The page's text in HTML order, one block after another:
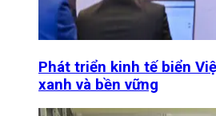
Phát triển kinh tế biển
xanh và bền vững